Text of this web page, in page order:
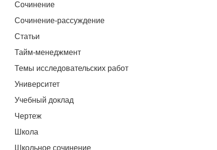
Сочинение
Сочинение-рассуждение
Статьи
Тайм-менеджмент
Темы исследовательских работ
Университет
Учебный доклад
Чертеж
Школа
Школьное сочинение